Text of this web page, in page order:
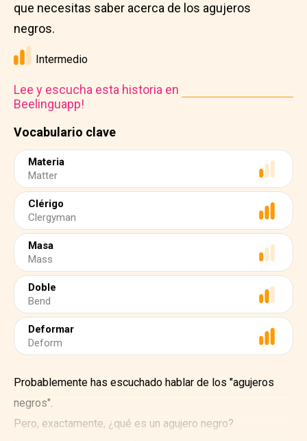
Vocabulario clave
Materia
Matter
Clérigo
Clergyman
Masa
Mass
Doble
Bend
Deformar
Deform
que necesitas saber acerca de los agujeros
negros.
Intermedio
Lee y escucha esta historia en
Beelinguapp!
Probablemente has escuchado hablar de los "agujeros
negros".
Pero, exactamente, ¿qué es un agujero negro?